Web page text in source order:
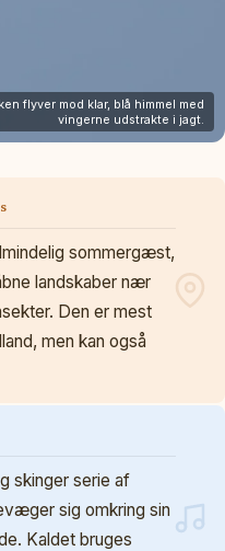
flyver mod klar, blå himmel med
vingerne udstrakte i jagt.
sommergæst,
landskaber nær
Den er mest
men kan også
skinger serie af
sig omkring sin
Kaldet bruges